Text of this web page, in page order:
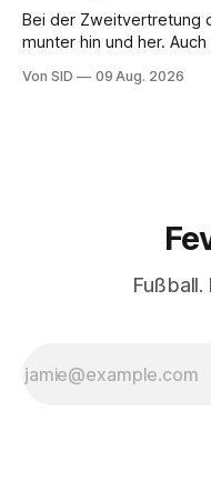
Bei der Zweitvertretung
munter hin und her.
Von SID 09 Aug. 2026
Fußball.